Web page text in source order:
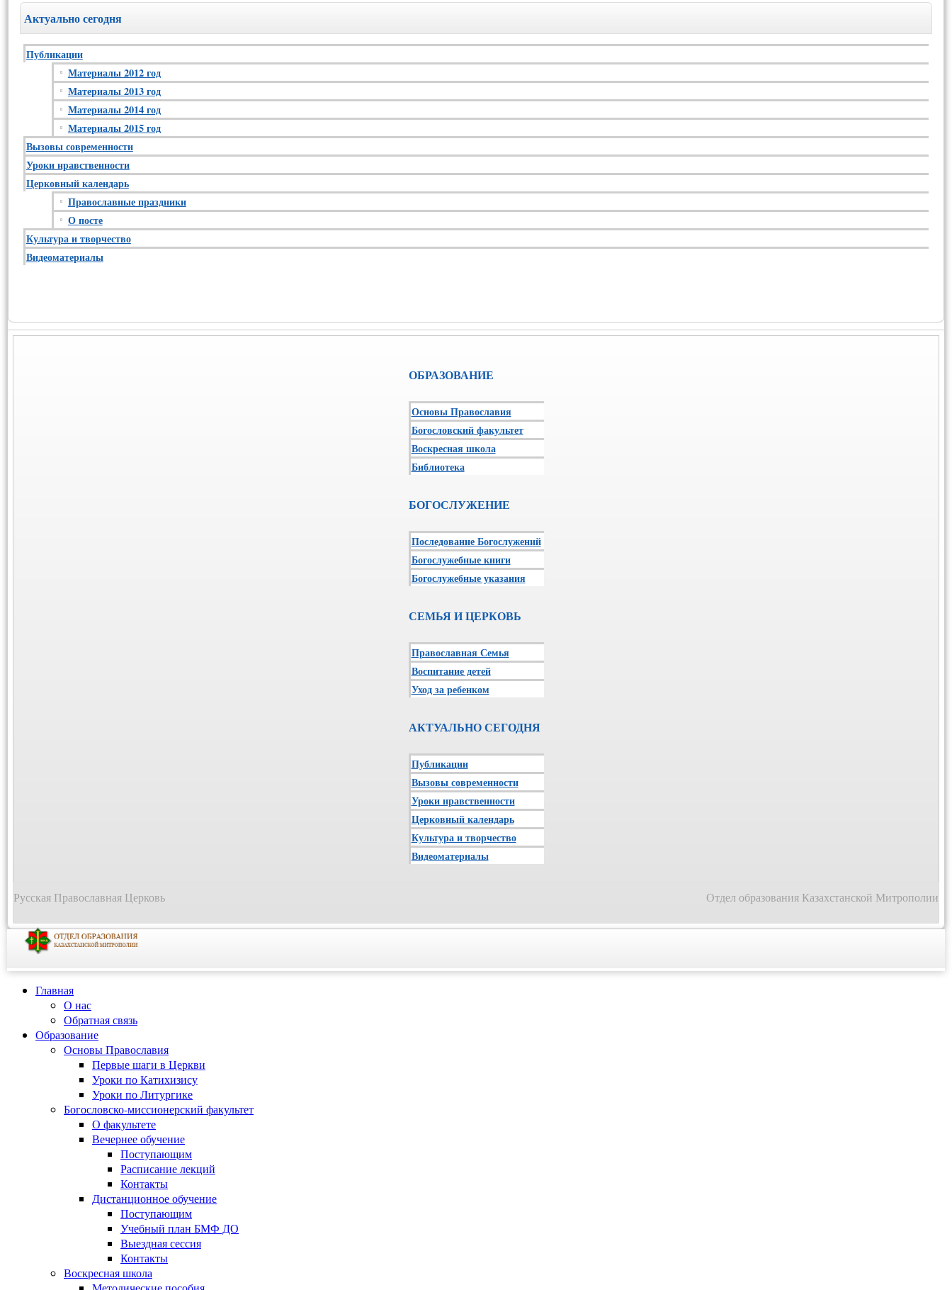
Актуально сегодня
Публикации
Материалы 2012 год
Материалы 2013 год
Материалы 2014 год
Материалы 2015 год
Вызовы современности
Уроки нравственности
Церковный календарь
Православные праздники
О посте
Культура и творчество
Видеоматериалы
ОБРАЗОВАНИЕ
Основы Православия
Богословский факультет
Воскресная школа
Библиотека
БОГОСЛУЖЕНИЕ
Последование Богослужений
Богослужебные книги
Богослужебные указания
СЕМЬЯ И ЦЕРКОВЬ
Православная Семья
Воспитание детей
Уход за ребенком
АКТУАЛЬНО СЕГОДНЯ
Публикации
Вызовы современности
Уроки нравственности
Церковный календарь
Культура и творчество
Видеоматериалы
Русская Православная Церковь Отдел образования Казахстанской Митрополии
Главная
О нас
Обратная связь
Образование
Основы Православия
Первые шаги в Церкви
Уроки по Катихизису
Уроки по Литургике
Богословско-миссионерский факультет
О факультете
Вечернее обучение
Поступающим
Расписание лекций
Контакты
Дистанционное обучение
Поступающим
Учебный план БМФ ДО
Выездная сессия
Контакты
Воскресная школа